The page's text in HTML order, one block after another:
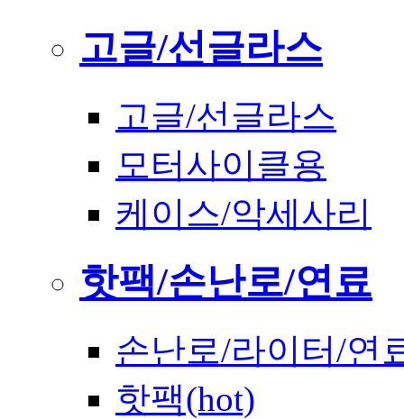
고글/선글라스
고글/선글라스
모터사이클용
케이스/악세사리
핫팩/손난로/연료
손난로/라이터/연
핫팩(hot)